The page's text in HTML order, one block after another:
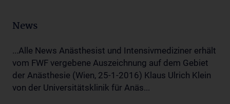
News
...Alle News Anästhesist und Intensivmediziner erhält
vom FWF vergebene Auszeichnung auf dem Gebiet
der Anästhesie (Wien, 25-1-2016) Klaus Ulrich Klein
von der Universitätsklinik für Anäs...